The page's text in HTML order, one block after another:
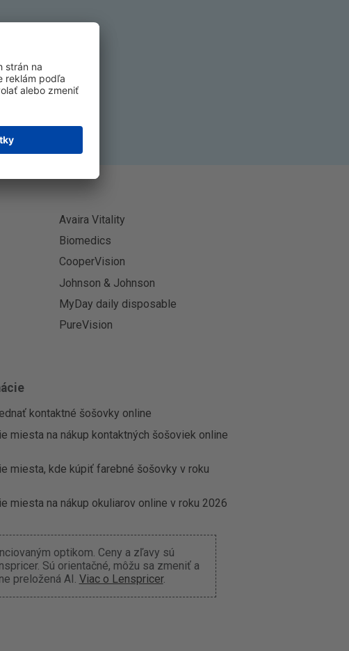
sa
Avaira Vitality
Biomedics
CooperVision
Johnson & Johnson
MyDay daily disposable
PureVision
kontaktné šošovky online
miesta na nákup kontaktných šošoviek online
miesta, kde kúpiť farebné šošovky v roku
miesta na nákup okuliarov online v roku 2026
optikom. Ceny a zľavy sú
Sú orientačné, môžu sa zmeniť a
preložená AI. Viac o Lenspricer.